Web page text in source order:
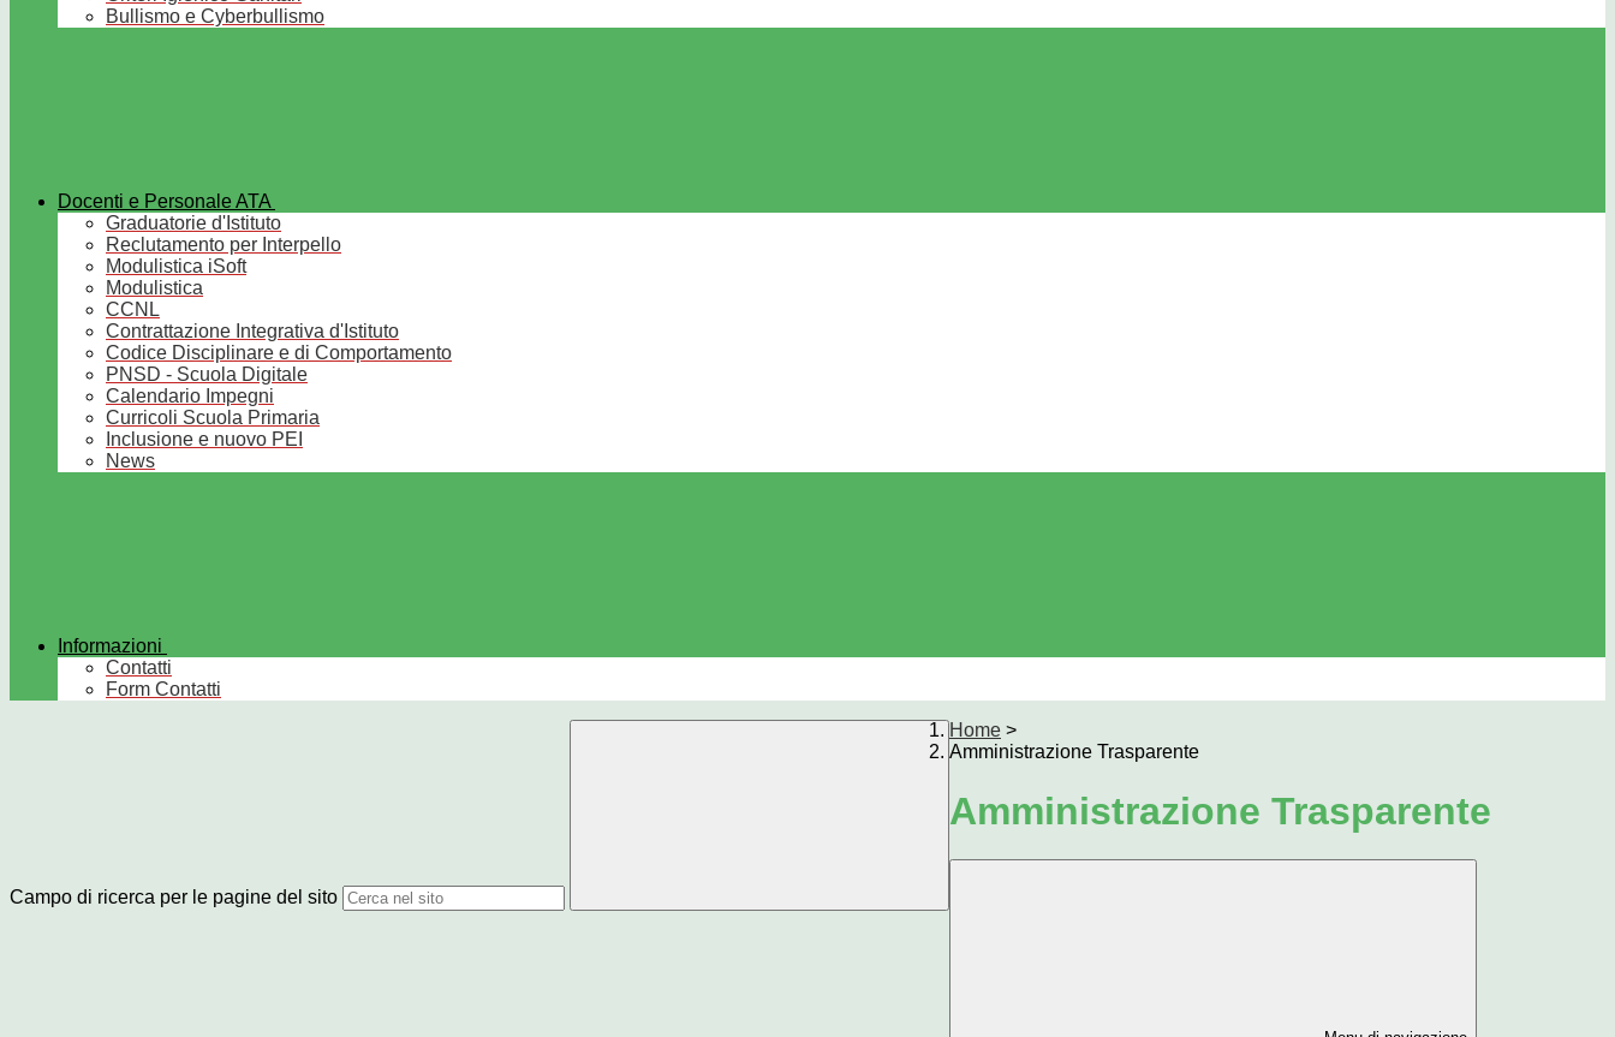
Bullismo e Cyberbullismo
Docenti e Personale ATA
Graduatorie d'Istituto
Reclutamento per Interpello
Modulistica iSoft
Modulistica
CCNL
Contrattazione Integrativa d'Istituto
Codice Disciplinare e di Comportamento
PNSD - Scuola Digitale
Calendario Impegni
Curricoli Scuola Primaria
Inclusione e nuovo PEI
News
Informazioni
Contatti
Form Contatti
Campo di ricerca per le pagine del sito
Home >
Amministrazione Trasparente
Amministrazione Trasparente